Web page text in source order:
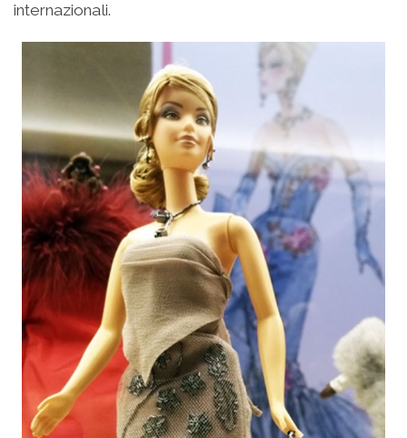
internazionali.